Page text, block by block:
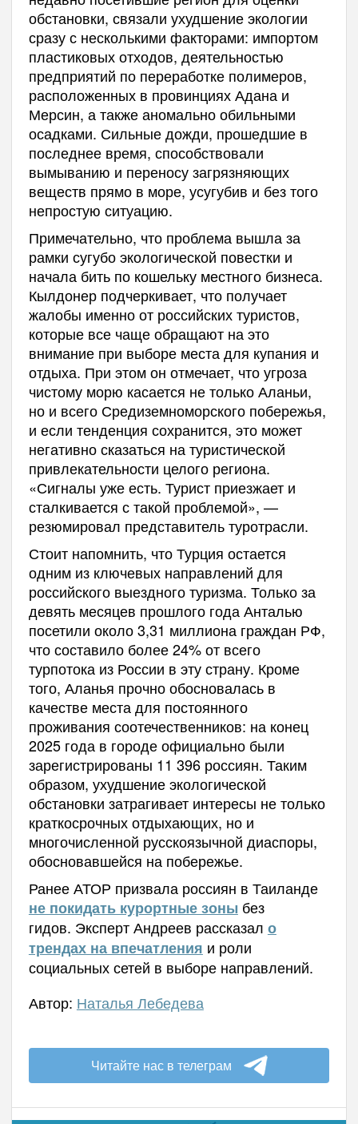
обстановки, связали ухудшение экологии
сразу с несколькими факторами: импортом
пластиковых отходов, деятельностью
предприятий по переработке полимеров,
расположенных в провинциях Адана и
Мерсин, а также аномально обильными
осадками. Сильные дожди, прошедшие в
последнее время, способствовали
вымыванию и переносу загрязняющих
веществ прямо в море, усугубив и без того
непростую ситуацию.
Примечательно, что проблема вышла за
рамки сугубо экологической повестки и
начала бить по кошельку местного бизнеса.
Кылдонер подчеркивает, что получает
жалобы именно от российских туристов,
которые все чаще обращают на это
внимание при выборе места для купания и
отдыха. При этом он отмечает, что угроза
чистому морю касается не только Аланьи,
но и всего Средиземноморского побережья,
и если тенденция сохранится, это может
негативно сказаться на туристической
привлекательности целого региона.
«Сигналы уже есть. Турист приезжает и
сталкивается с такой проблемой», —
резюмировал представитель туротрасли.
Стоит напомнить, что Турция остается
одним из ключевых направлений для
российского выездного туризма. Только за
девять месяцев прошлого года Анталью
посетили около 3,31 миллиона граждан РФ,
что составило более 24% от всего
турпотока из России в эту страну. Кроме
того, Аланья прочно обосновалась в
качестве места для постоянного
проживания соотечественников: на конец
2025 года в городе официально были
зарегистрированы 11 396 россиян. Таким
образом, ухудшение экологической
обстановки затрагивает интересы не только
краткосрочных отдыхающих, но и
многочисленной русскоязычной диаспоры,
обосновавшейся на побережье.
Ранее АТОР призвала россиян в Таиланде
не покидать курортные зоны без
гидов. Эксперт Андреев рассказал о
трендах на впечатления и роли
социальных сетей в выборе направлений.
Автор: Наталья Лебедева
Читайте нас в телеграм